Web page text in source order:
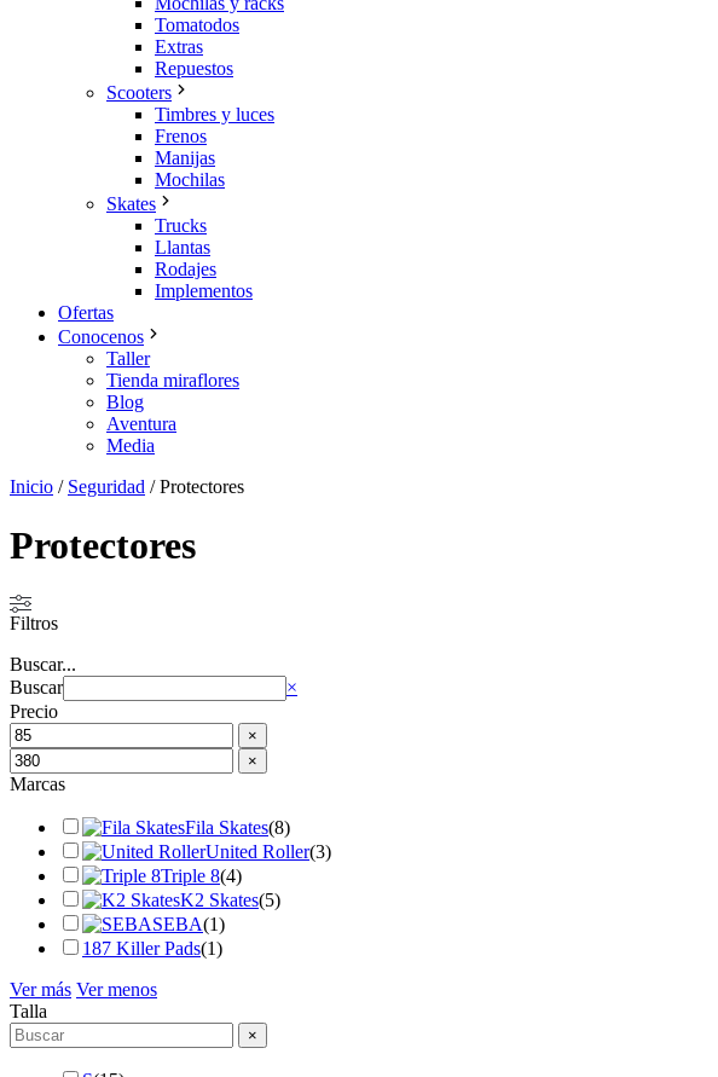
Tomatodos
Extras
Repuestos
Scooters
Timbres y luces
Frenos
Manijas
Mochilas
Skates
Trucks
Llantas
Rodajes
Implementos
Ofertas
Conocenos
Taller
Tienda miraflores
Blog
Aventura
Media
Inicio / Seguridad /Protectores
Protectores
Filtros
Buscar...
Buscar
×
Precio
×
×
Marcas
Fila Skates(8)
United Roller(3)
Triple 8(4)
K2 Skates(5)
SEBA(1)
187 Killer Pads(1)
Ver más Ver menos
Talla
×